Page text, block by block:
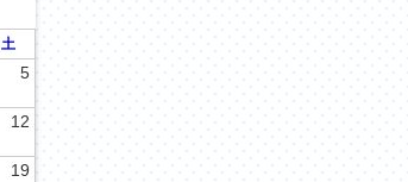
土
5
12
19